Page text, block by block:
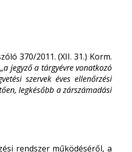
370/2011. (XII. 31.) Korm.
a jegyző a tárgyévre vonatkozó
szervek éves ellenőrzési
legkésőbb a zárszámadási
rendszer működéséről, a